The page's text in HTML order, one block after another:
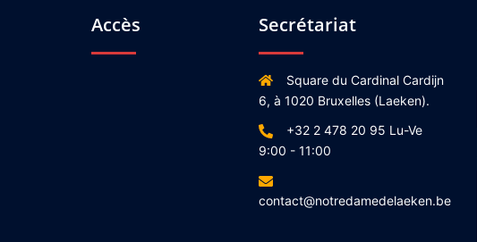
Accès Secrétariat
Square du Cardinal Cardijn
6, à 1020 Bruxelles (Laeken).
+32 2 478 20 95 Lu-Ve
9:00 - 11:00
contact@notredamedelaeken.be